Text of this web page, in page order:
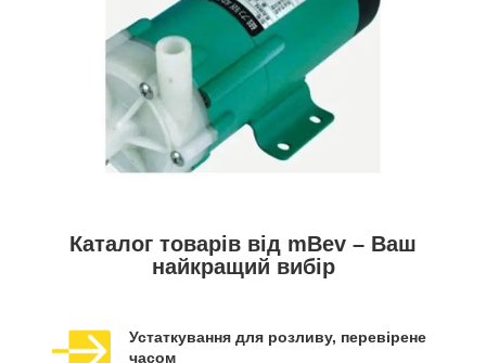
Каталог товарів від mBev – Ваш
найкращий вибір
Устаткування для розливу, перевірене
часом